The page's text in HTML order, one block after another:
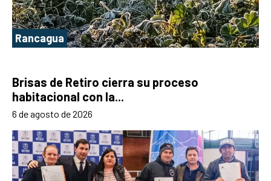
Rancagua
Brisas de Retiro cierra su proceso
habitacional con la...
6 de agosto de 2026